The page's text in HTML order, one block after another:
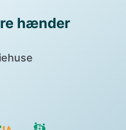
hænder